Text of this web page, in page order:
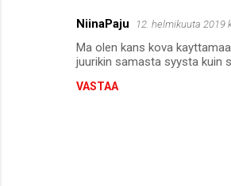
NiinaPaju 12. helmikuuta 2019
Ma olen kans kova
juurikin samasta syysta kuin
VASTAA